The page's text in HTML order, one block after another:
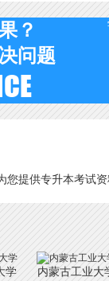
？
问题
您提供专升本考试
学 内蒙古工业大